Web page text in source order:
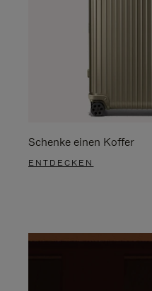
Schenke einen Koffer
ENTDECKEN